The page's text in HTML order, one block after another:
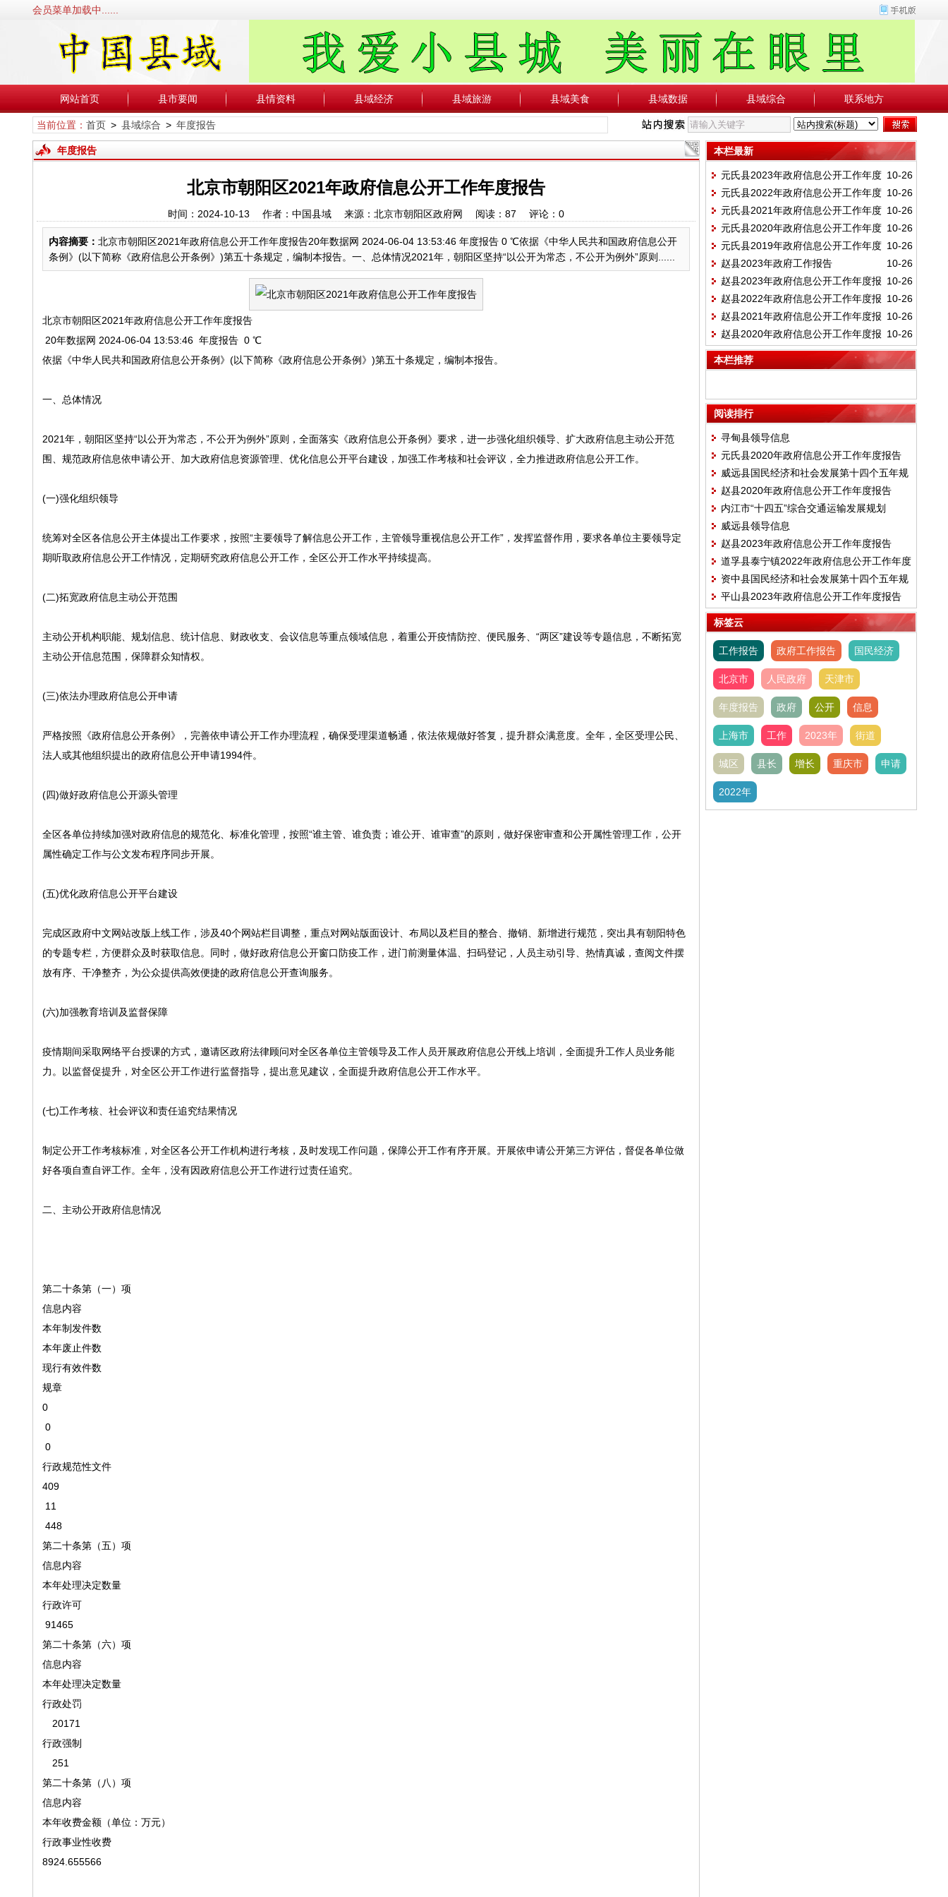
会员菜单加载中......
网站首页 县市要闻 县情资料 县域经济 县域旅游 县域美食 县域数据 县域综合 联系地方
当前位置： 首页> 县域综合 > 年度报告
年度报告
北京市朝阳区2021年政府信息公开工作年度报告
时间：2024-10-13 作者：中国县域 来源：北京市朝阳区政府网 阅读： 87 评论： 0
内容摘要： 北京市朝阳区2021年政府信息公开工作年度报告20年数据网 2024-06-04 13:53:46 年度报告 0 ℃依据《中华人民共和国政府信息公开
条例》(以下简称《政府信息公开条例》)第五十条规定，编制本报告。一、总体情况2021年，朝阳区坚持“以公开为常态，不公开为例外”原则......
北京市朝阳区2021年政府信息公开工作年度报告
20年数据网 2024-06-04 13:53:46 年度报告 0 ℃
依据《中华人民共和国政府信息公开条例》(以下简称《政府信息公开条例》)第五十条规定，编制本报告。
一、总体情况
2021年，朝阳区坚持“以公开为常态，不公开为例外”原则，全面落实《政府信息公开条例》要求，进一步强化组织领导、扩大政府信息主动公开范
围、规范政府信息依申请公开、加大政府信息资源管理、优化信息公开平台建设，加强工作考核和社会评议，全力推进政府信息公开工作。
(一)强化组织领导
统筹对全区各信息公开主体提出工作要求，按照“主要领导了解信息公开工作，主管领导重视信息公开工作”，发挥监督作用，要求各单位主要领导定
期听取政府信息公开工作情况，定期研究政府信息公开工作，全区公开工作水平持续提高。
(二)拓宽政府信息主动公开范围
主动公开机构职能、规划信息、统计信息、财政收支、会议信息等重点领域信息，着重公开疫情防控、便民服务、“两区”建设等专题信息，不断拓宽
主动公开信息范围，保障群众知情权。
(三)依法办理政府信息公开申请
严格按照《政府信息公开条例》，完善依申请公开工作办理流程，确保受理渠道畅通，依法依规做好答复，提升群众满意度。全年，全区受理公民、
法人或其他组织提出的政府信息公开申请1994件。
(四)做好政府信息公开源头管理
全区各单位持续加强对政府信息的规范化、标准化管理，按照“谁主管、谁负责；谁公开、谁审查”的原则，做好保密审查和公开属性管理工作，公开
属性确定工作与公文发布程序同步开展。
(五)优化政府信息公开平台建设
完成区政府中文网站改版上线工作，涉及40个网站栏目调整，重点对网站版面设计、布局以及栏目的整合、撤销、新增进行规范，突出具有朝阳特色
的专题专栏，方便群众及时获取信息。同时，做好政府信息公开窗口防疫工作，进门前测量体温、扫码登记，人员主动引导、热情真诚，查阅文件摆
放有序、干净整齐，为公众提供高效便捷的政府信息公开查询服务。
(六)加强教育培训及监督保障
疫情期间采取网络平台授课的方式，邀请区政府法律顾问对全区各单位主管领导及工作人员开展政府信息公开线上培训，全面提升工作人员业务能
力。以监督促提升，对全区公开工作进行监督指导，提出意见建议，全面提升政府信息公开工作水平。
(七)工作考核、社会评议和责任追究结果情况
制定公开工作考核标准，对全区各公开工作机构进行考核，及时发现工作问题，保障公开工作有序开展。开展依申请公开第三方评估，督促各单位做
好各项自查自评工作。全年，没有因政府信息公开工作进行过责任追究。
二、主动公开政府信息情况
第二十条第（一）项
信息内容
本年制发件数
本年废止件数
现行有效件数
规章
0
0
0
行政规范性文件
409
11
448
第二十条第（五）项
信息内容
本年处理决定数量
行政许可
91465
第二十条第（六）项
信息内容
本年处理决定数量
行政处罚
20171
行政强制
251
第二十条第（八）项
信息内容
本年收费金额（单位：万元）
行政事业性收费
8924.655566
本栏最新
10-26
元氏县2023年政府信息公开工作年度
报告
10-26
元氏县2022年政府信息公开工作年度
报告
10-26
元氏县2021年政府信息公开工作年度
报告
10-26
元氏县2020年政府信息公开工作年度
报告
10-26
元氏县2019年政府信息公开工作年度
报告
10-26
赵县2023年政府工作报告
10-26
赵县2023年政府信息公开工作年度报
告
10-26
赵县2022年政府信息公开工作年度报
告
10-26
赵县2021年政府信息公开工作年度报
告
10-26
赵县2020年政府信息公开工作年度报
告
本栏推荐
阅读排行
寻甸县领导信息
元氏县2020年政府信息公开工作年度报告
威远县国民经济和社会发展第十四个五年规
划和二〇三五年远景目标纲要
赵县2020年政府信息公开工作年度报告
内江市“十四五”综合交通运输发展规划
威远县领导信息
赵县2023年政府信息公开工作年度报告
道孚县泰宁镇2022年政府信息公开工作年度
报告
资中县国民经济和社会发展第十四个五年规
划和二〇三五年远景目标纲要
平山县2023年政府信息公开工作年度报告
标签云
工作报告 政府工作报告 国民经济
北京市 人民政府 天津市
年度报告 政府 公开 信息
上海市 工作 2023年 街道
城区 县长 增长 重庆市 申请
2022年